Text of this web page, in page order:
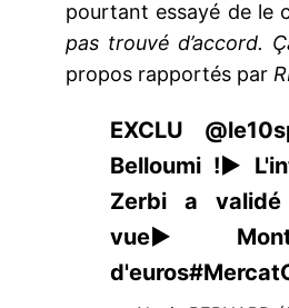
pourtant essayé de le
pas trouvé d’accord.
propos rapportés par
EXCLU
Belloumi
Zerbi a